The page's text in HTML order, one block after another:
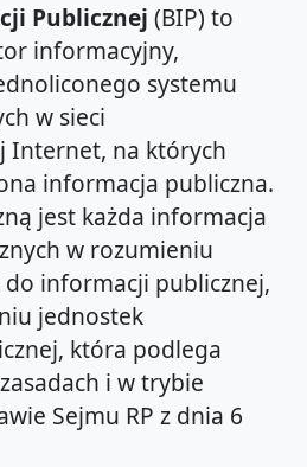
Publicznej (BIP) to
informacyjny,
systemu
w sieci
Internet, na których
informacja publiczna.
jest każda informacja
w rozumieniu
informacji publicznej,
jednostek
która podlega
i w trybie
Sejmu RP z dnia 6